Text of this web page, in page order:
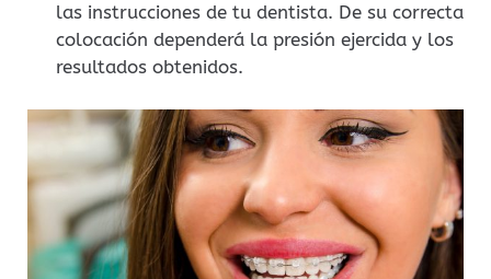
las instrucciones de tu dentista. De su correcta
colocación dependerá la presión ejercida y los
resultados obtenidos.